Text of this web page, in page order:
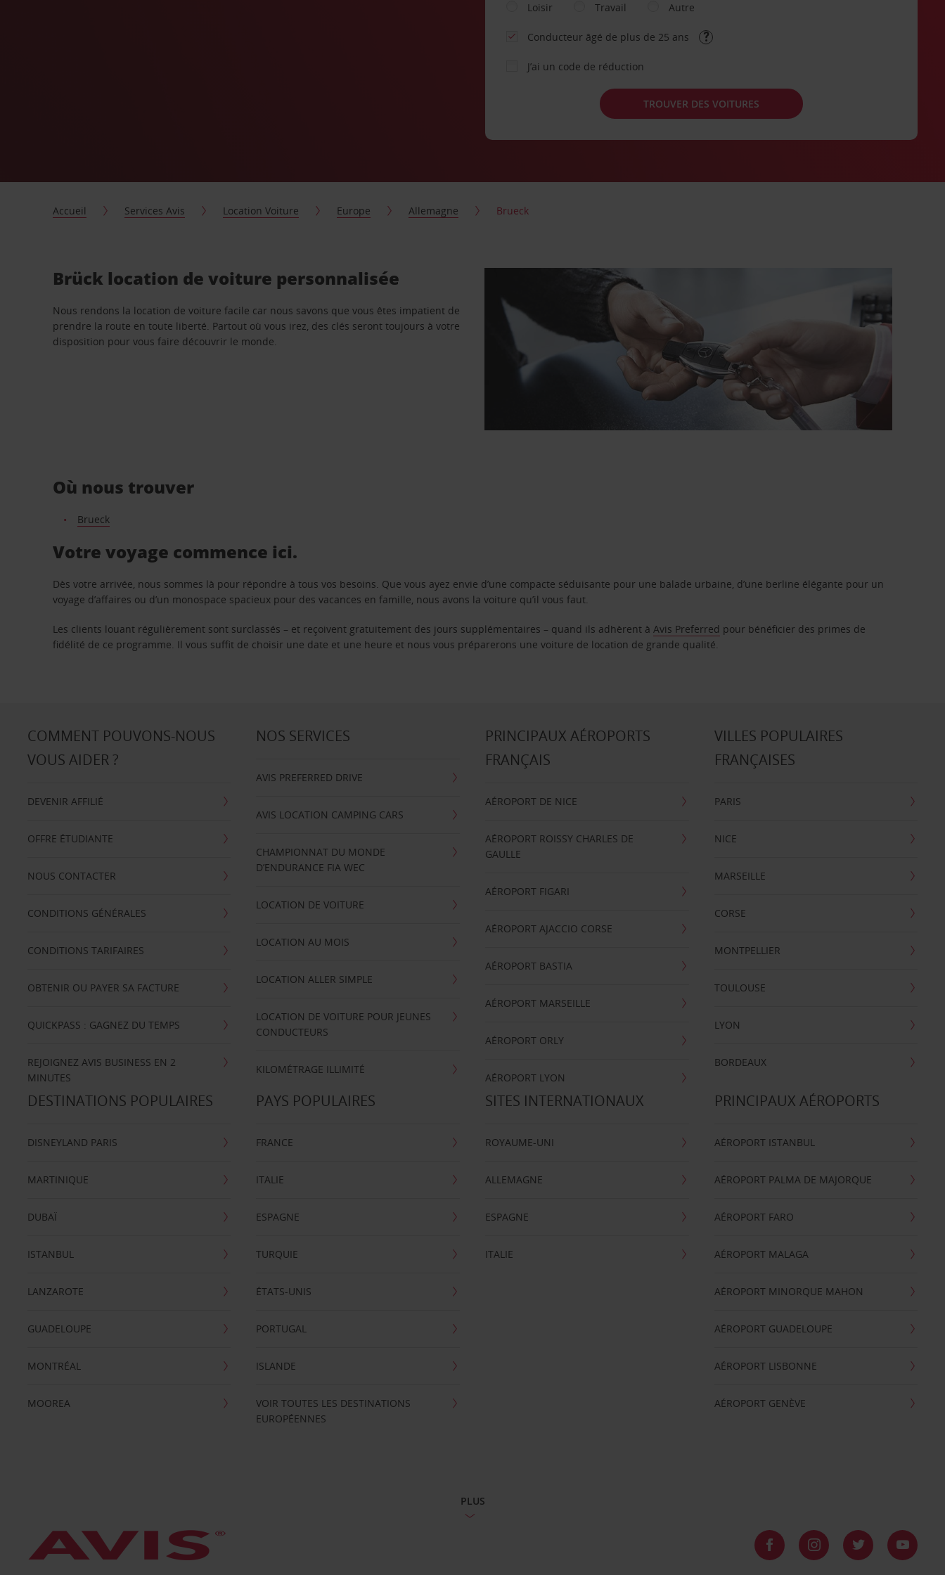
Loisir
Travail Autre
Conducteur âgé de plus de 25 ans
J’ai un code de réduction
TROUVER DES VOITURES
Accueil Services Avis Location Voiture Europe Allemagne Brueck
Brück location de voiture personnalisée
Nous rendons la location de voiture facile car nous savons que vous êtes impatient de
prendre la route en toute liberté. Partout où vous irez, des clés seront toujours à votre
disposition pour vous faire découvrir le monde.
Où nous trouver
Brueck
Votre voyage commence ici.
Dès votre arrivée, nous sommes là pour répondre à tous vos besoins. Que vous ayez envie d’une compacte séduisante pour une balade urbaine, d’une berline élégante pour un
voyage d’affaires ou d’un monospace spacieux pour des vacances en famille, nous avons la voiture qu’il vous faut.
Les clients louant régulièrement sont surclassés – et reçoivent gratuitement des jours supplémentaires – quand ils adhèrent àAvis Preferred pour bénéficier des primes de
fidélité de ce programme. Il vous suffit de choisir une date et une heure et nous vous préparerons une voiture de location de grande qualité.
COMMENT POUVONS-NOUS
VOUS AIDER ?
DEVENIR AFFILIÉ
OFFRE ÉTUDIANTE
NOUS CONTACTER
CONDITIONS GÉNÉRALES
CONDITIONS TARIFAIRES
OBTENIR OU PAYER SA FACTURE
QUICKPASS : GAGNEZ DU TEMPS
REJOIGNEZ AVIS BUSINESS EN 2
MINUTES
NOS SERVICES
AVIS PREFERRED DRIVE
AVIS LOCATION CAMPING CARS
CHAMPIONNAT DU MONDE
D’ENDURANCE FIA WEC
LOCATION DE VOITURE
LOCATION AU MOIS
LOCATION ALLER SIMPLE
LOCATION DE VOITURE POUR JEUNES
CONDUCTEURS
KILOMÉTRAGE ILLIMITÉ
PRINCIPAUX AÉROPORTS
FRANÇAIS
AÉROPORT DE NICE
AÉROPORT ROISSY CHARLES DE
GAULLE
AÉROPORT FIGARI
AÉROPORT AJACCIO CORSE
AÉROPORT BASTIA
AÉROPORT MARSEILLE
AÉROPORT ORLY
AÉROPORT LYON
VILLES POPULAIRES
FRANÇAISES
PARIS
NICE
MARSEILLE
CORSE
MONTPELLIER
TOULOUSE
LYON
BORDEAUX
DESTINATIONS POPULAIRES
DISNEYLAND PARIS
MARTINIQUE
DUBAÏ
ISTANBUL
LANZAROTE
GUADELOUPE
MONTRÉAL
MOOREA
PAYS POPULAIRES
FRANCE
ITALIE
ESPAGNE
TURQUIE
ÉTATS-UNIS
PORTUGAL
ISLANDE
VOIR TOUTES LES DESTINATIONS
EUROPÉENNES
SITES INTERNATIONAUX
ROYAUME-UNI
ALLEMAGNE
ESPAGNE
ITALIE
PRINCIPAUX AÉROPORTS
AÉROPORT ISTANBUL
AÉROPORT PALMA DE MAJORQUE
AÉROPORT FARO
AÉROPORT MALAGA
AÉROPORT MINORQUE MAHON
AÉROPORT GUADELOUPE
AÉROPORT LISBONNE
AÉROPORT GENÈVE
PLUS